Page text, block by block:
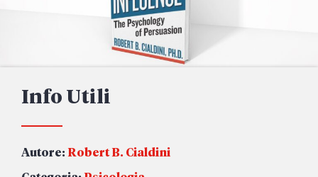
Info Utili
Autore: Robert B. Cialdini